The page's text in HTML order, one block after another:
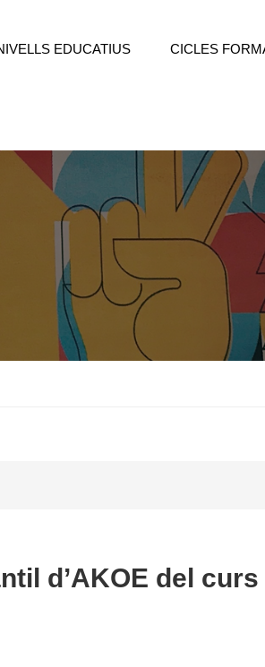
EDUCATIUS CICLES
d’AKOE del curs